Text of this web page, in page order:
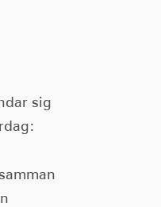
sig